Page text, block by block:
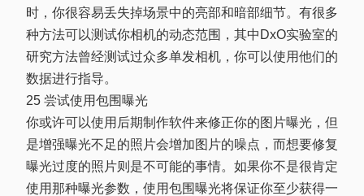
时，你很容易丢失掉场景中的亮部和暗部细节。有很多
种方法可以测试你相机的动态范围，其中DxO实验室的
研究方法曾经测试过众多单发相机，你可以使用他们的
数据进行指导。
25 尝试使用包围曝光
你或许可以使用后期制作软件来修正你的图片曝光，但
是增强曝光不足的照片会增加图片的噪点，而想要修复
曝光过度的照片则是不可能的事情。如果你不是很肯定
使用那种曝光参数，使用包围曝光将保证你至少获得一